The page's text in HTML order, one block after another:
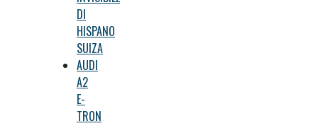
DI
HISPANO
SUIZA
AUDI
A2
E-
TRON